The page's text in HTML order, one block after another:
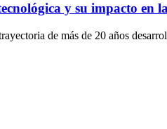
y su impacto en
de más de 20 años